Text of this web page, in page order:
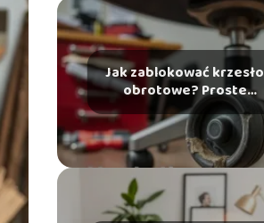
Jak zablokować krzesło
obrotowe? Proste
sposoby na naprawę